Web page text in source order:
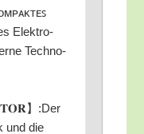
Elek­tro­
Tech­no­
】:Der
und die